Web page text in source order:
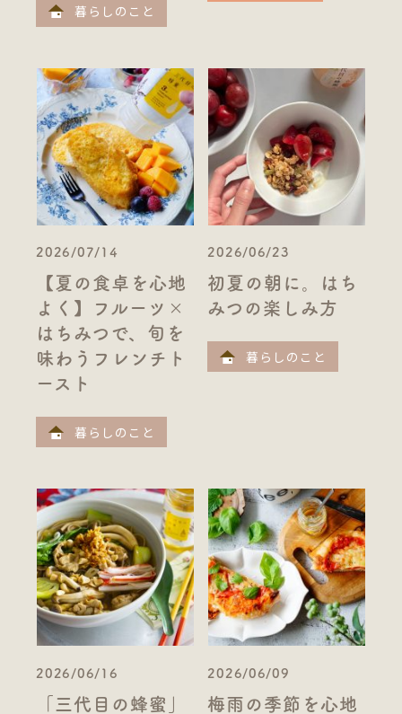
暮らしのこと
2026/07/14
【夏の食卓を心地
よく】フルーツ×
はちみつで、旬を
味わうフレンチト
ースト
暮らしのこと
2026/06/23
初夏の朝に。はち
みつの楽しみ方
暮らしのこと
2026/06/16
「三代目の蜂蜜」
2026/06/09
梅雨の季節を心地